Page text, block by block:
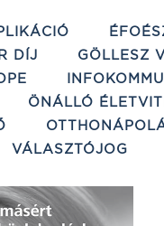
DÍJ
GÖLLESZ
ÖNÁLLÓ
VÁLASZTÓJOG